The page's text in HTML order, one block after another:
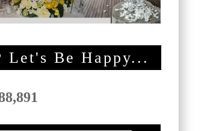
Let's Be Happy...